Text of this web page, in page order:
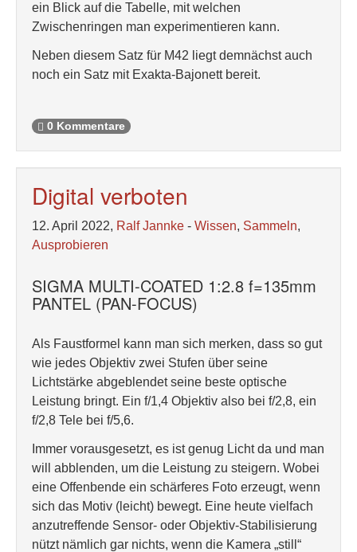
ein Blick auf die Tabelle, mit welchen
Zwischenringen man experimentieren kann.
Neben diesem Satz für M42 liegt demnächst auch
noch ein Satz mit Exakta-Bajonett bereit.
0 Kommentare
Digital verboten
12. April 2022, Ralf Jannke - Wissen, Sammeln,
Ausprobieren
SIGMA MULTI-COATED 1:2.8 f=135mm
PANTEL (PAN-FOCUS)
Als Faustformel kann man sich merken, dass so gut
wie jedes Objektiv zwei Stufen über seine
Lichtstärke abgeblendet seine beste optische
Leistung bringt. Ein f/1,4 Objektiv also bei f/2,8, ein
f/2,8 Tele bei f/5,6.
Immer vorausgesetzt, es ist genug Licht da und man
will abblenden, um die Leistung zu steigern. Wobei
eine Offenbende ein schärferes Foto erzeugt, wenn
sich das Motiv (leicht) bewegt. Eine heute vielfach
anzutreffende Sensor- oder Objektiv-Stabilisierung
nützt nämlich gar nichts, wenn die Kamera „still“